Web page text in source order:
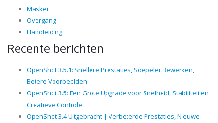
Masker
Overgang
Handleiding
Recente berichten
OpenShot 3.5.1: Snellere Prestaties, Soepeler Bewerken,
Betere Voorbeelden
OpenShot 3.5: Een Grote Upgrade voor Snelheid, Stabiliteit en
Creatieve Controle
OpenShot 3.4 Uitgebracht | Verbeterde Prestaties, Nieuwe